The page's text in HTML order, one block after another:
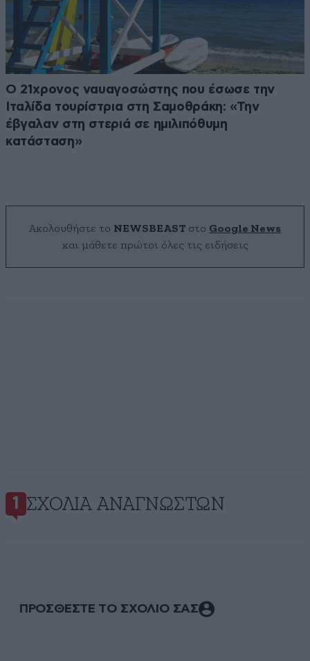
Ο 21χρονος ναυαγοσώστης που έσωσε την
Ιταλίδα τουρίστρια στη Σαμοθράκη: «Την
έβγαλαν στη στεριά σε ημιλιπόθυμη
κατάσταση»
Ακολουθήστε το NEWSBEAST στο Google News
και μάθετε πρώτοι όλες τις ειδήσεις
1 ΣΧΌΛΙΑ ΑΝΑΓΝΩΣΤΏΝ
ΠΡΟΣΘΕΣΤΕ ΤΟ ΣΧΟΛΙΟ ΣΑΣ